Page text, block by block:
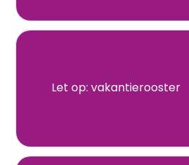
Let op: vakantierooster